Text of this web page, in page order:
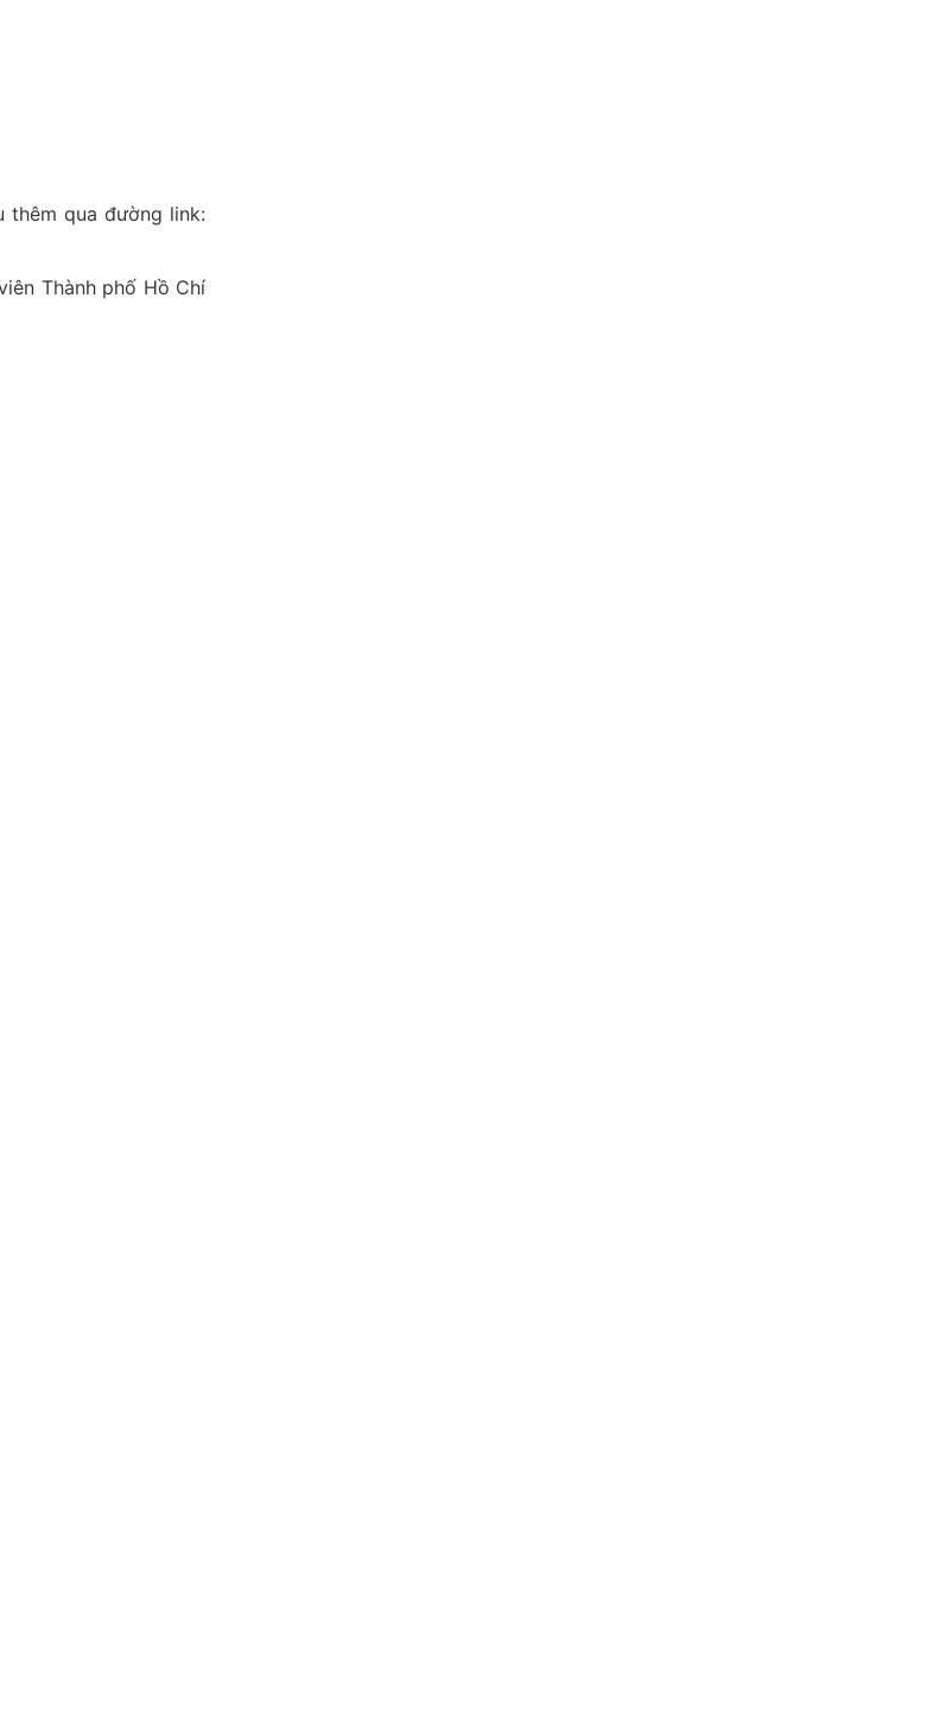
thêm qua đường link:
Thành phố Hồ Chí